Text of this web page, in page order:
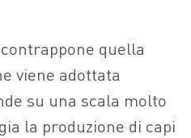
quella
viene adottata
su una scala molto
la produzione di capi